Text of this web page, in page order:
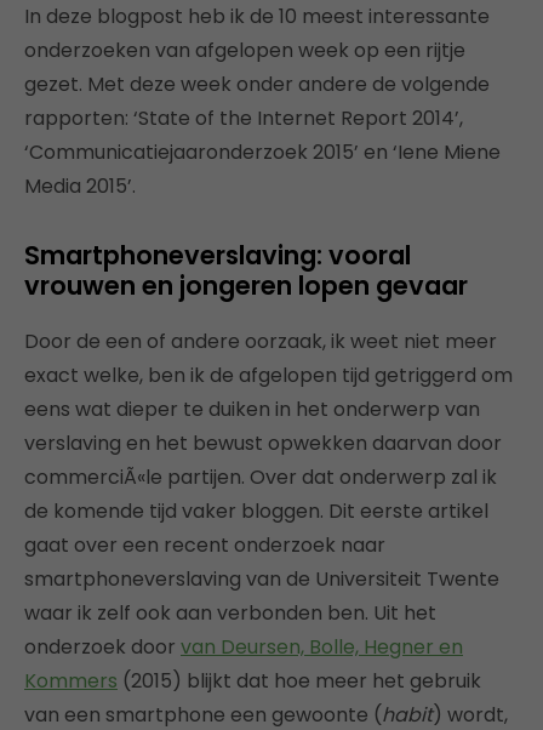
In deze blogpost heb ik de 10 meest interessante
onderzoeken van afgelopen week op een rijtje
gezet. Met deze week onder andere de volgende
rapporten: ‘State of the Internet Report 2014’,
‘Communicatiejaaronderzoek 2015’ en ‘Iene Miene
Media 2015’.
Smartphoneverslaving: vooral
vrouwen en jongeren lopen gevaar
Door de een of andere oorzaak, ik weet niet meer
exact welke, ben ik de afgelopen tijd getriggerd om
eens wat dieper te duiken in het onderwerp van
verslaving en het bewust opwekken daarvan door
commerciÃ«le partijen. Over dat onderwerp zal ik
de komende tijd vaker bloggen. Dit eerste artikel
gaat over een recent onderzoek naar
smartphoneverslaving van de Universiteit Twente
waar ik zelf ook aan verbonden ben. Uit het
onderzoek door van Deursen, Bolle, Hegner en
Kommers (2015) blijkt dat hoe meer het gebruik
van een smartphone een gewoonte (habit) wordt,